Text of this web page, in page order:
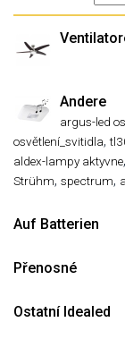
Andere
argus-led
osvětlení_svitidla,
aldex-lampy aktyvne,
Strühm, spectrum,
Auf Batterien
Přenosné
Ostatní Idealed